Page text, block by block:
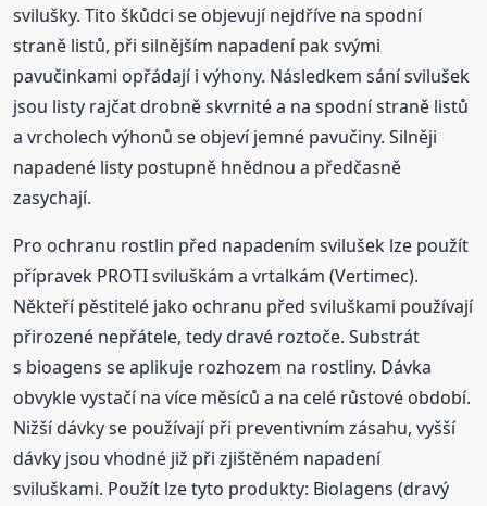
svilušky. Tito škůdci se objevují nejdříve na spodní
straně listů, při silnějším napadení pak svými
pavučinkami opřádají i výhony. Následkem sání svilušek
jsou listy rajčat drobně skvrnité a na spodní straně listů
a vrcholech výhonů se objeví jemné pavučiny. Silněji
napadené listy postupně hnědnou a předčasně
zasychají.
Pro ochranu rostlin před napadením svilušek lze použít
přípravek PROTI sviluškám a vrtalkám (Vertimec).
Někteří pěstitelé jako ochranu před sviluškami používají
přirozené nepřátele, tedy dravé roztoče. Substrát
s bioagens se aplikuje rozhozem na rostliny. Dávka
obvykle vystačí na více měsíců a na celé růstové období.
Nižší dávky se používají při preventivním zásahu, vyšší
dávky jsou vhodné již při zjištěném napadení
sviluškami. Použít lze tyto produkty: Biolagens (dravý